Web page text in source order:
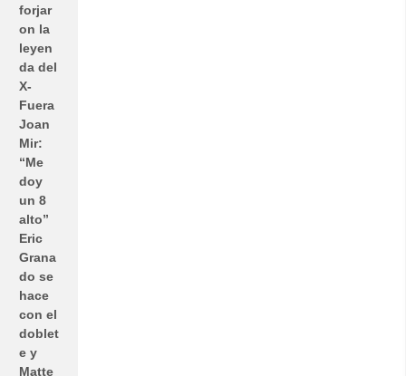
forjar
on la
leyen
da del
X-
Fuera
Joan
Mir:
“Me
doy
un 8
alto”
Eric
Grana
do se
hace
con el
doblet
e y
Matte